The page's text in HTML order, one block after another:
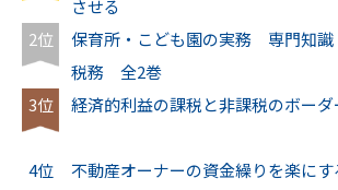
させる
2位
保育所・こども園の実務 専門知識
税務 全2巻
3位
経済的利益の課税と非課税のボー
4位
不動産オーナーの資金繰りを楽に